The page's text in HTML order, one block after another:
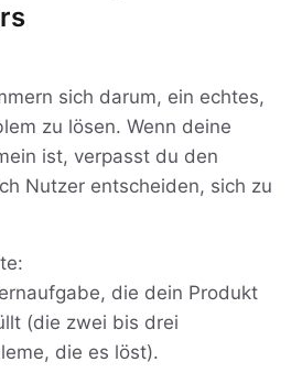
sich darum, ein echtes,
zu lösen. Wenn deine
ist, verpasst du den
Nutzer entscheiden, sich zu
die dein Produkt
(die zwei bis drei
die es löst).